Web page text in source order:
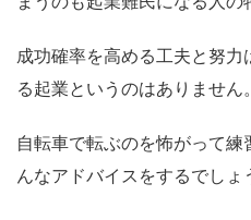
成功確率を高める工夫と努
る起業というのはありません。
自転車で転ぶのを怖がって
んなアドバイスをするでしょ